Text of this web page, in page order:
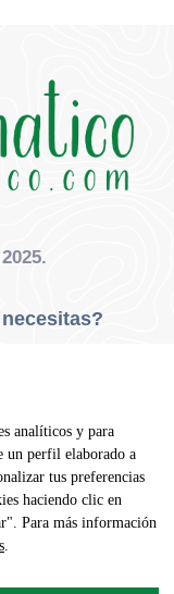
Agrícola
analíticos y para
un perfil elaborado a
tus preferencias
haciendo clic en
Para más información
.